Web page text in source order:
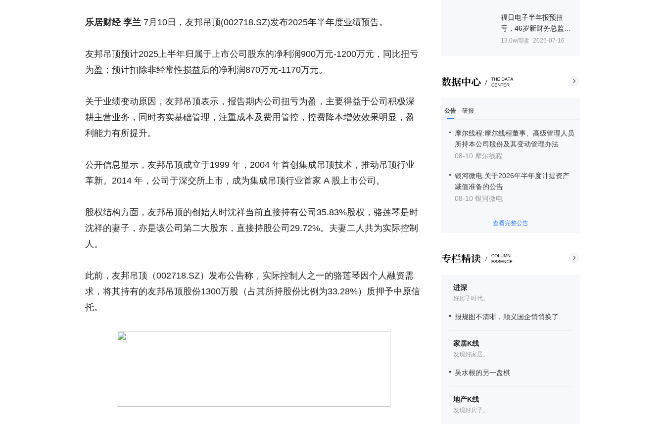
福日电子半年报预扭
亏，46岁新财务总监赖
荣上任
13.0w阅读 2025-07-16
公告 研报
摩尔线程:摩尔线程董事、高级管理人员
所持本公司股份及其变动管理办法
08-10 摩尔线程
银河微电:关于2026年半年度计提资产
减值准备的公告
08-10 银河微电
查看完整公告
进深
好房子时代。
报规图不清晰，顺义国企悄悄换了
家居K线
发现好家居。
吴水根的另一盘棋
地产K线
发现好房子。
乐居财经 李兰 7月10日，友邦吊顶(002718.SZ)发布2025年半年度业绩预告。
友邦吊顶预计2025上半年归属于上市公司股东的净利润900万元-1200万元，同比扭亏
为盈；预计扣除非经常性损益后的净利润870万元-1170万元。
关于业绩变动原因，友邦吊顶表示，报告期内公司扭亏为盈，主要得益于公司积极深
耕主营业务，同时夯实基础管理，注重成本及费用管控，控费降本增效效果明显，盈
利能力有所提升。
公开信息显示，友邦吊顶成立于1999 年，2004 年首创集成吊顶技术，推动吊顶行业
革新。2014 年，公司于深交所上市，成为集成吊顶行业首家 A 股上市公司。
股权结构方面，友邦吊顶的创始人时沈祥当前直接持有公司35.83%股权，骆莲琴是时
沈祥的妻子，亦是该公司第二大股东，直接持股公司29.72%。夫妻二人共为实际控制
人。
此前，友邦吊顶（002718.SZ）发布公告称，实际控制人之一的骆莲琴因个人融资需
求，将其持有的友邦吊顶股份1300万股（占其所持股份比例为33.28%）质押予中原信
托。